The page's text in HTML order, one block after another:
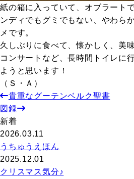
紙の箱に入っていて、オブラート
ンディでもグミでもない、やわら
メです。
久しぶりに食べて、懐かしく、美
コンサートなど、長時間トイレに
ようと思います！
（Ｓ・Ａ）
貴重なグーテンベルク聖書
図録
新着
2026.03.11
うちゅうえほん
2025.12.01
クリスマス気分♪